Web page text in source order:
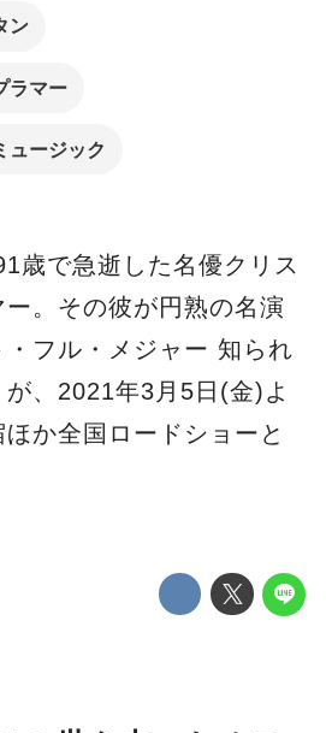
ン
ラマー
ュージック
歳で急逝した名優クリス
ー。その彼が円熟の名演
フル・メジャー 知られ
、2021年3月5日(金)よ
か全国ロードショーと